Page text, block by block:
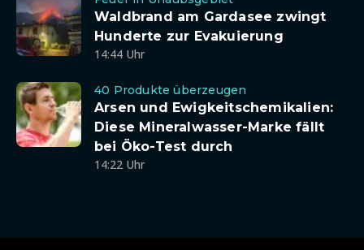
Waldbrand am Gardasee zwingt
Hunderte zur Evakuierung
14:44 Uhr
40 Produkte überzeugen
Arsen und Ewigkeitschemikalien:
Diese Mineralwasser-Marke fällt
bei Öko-Test durch
14:22 Uhr